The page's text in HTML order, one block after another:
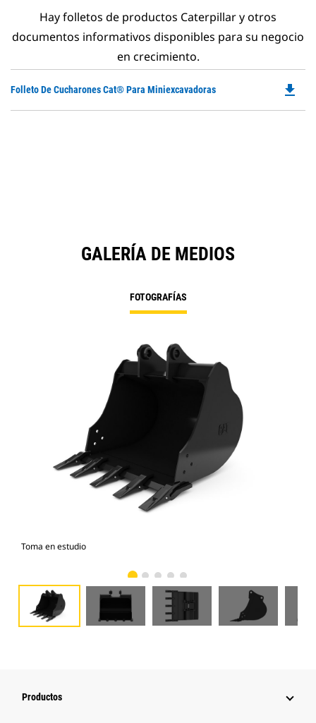
Hay folletos de productos Caterpillar y otros
documentos informativos disponibles para su negocio
en crecimiento.
Folleto De Cucharones Cat® Para Miniexcavadoras file_download
GALERÍA DE MEDIOS
FOTOGRAFÍAS
Toma en estudio
Productos